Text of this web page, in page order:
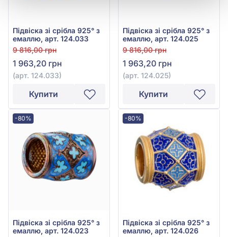
Підвіска зі срібла 925° з
емаллю, арт. 124.033
9 816,00 грн
1 963,20 грн
(арт. 124.033)
Купити
Підвіска зі срібла 925° з
емаллю, арт. 124.025
9 816,00 грн
1 963,20 грн
(арт. 124.025)
Купити
-80%
Підвіска зі срібла 925° з
емаллю, арт. 124.023
-80%
Підвіска зі срібла 925° з
емаллю, арт. 124.026